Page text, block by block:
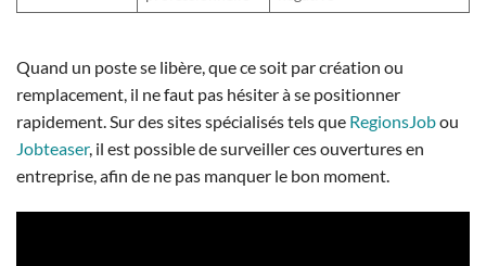
Quand un poste se libère, que ce soit par création ou
remplacement, il ne faut pas hésiter à se positionner
rapidement. Sur des sites spécialisés tels que RegionsJobou
Jobteaser, il est possible de surveiller ces ouvertures en
entreprise, afin de ne pas manquer le bon moment.